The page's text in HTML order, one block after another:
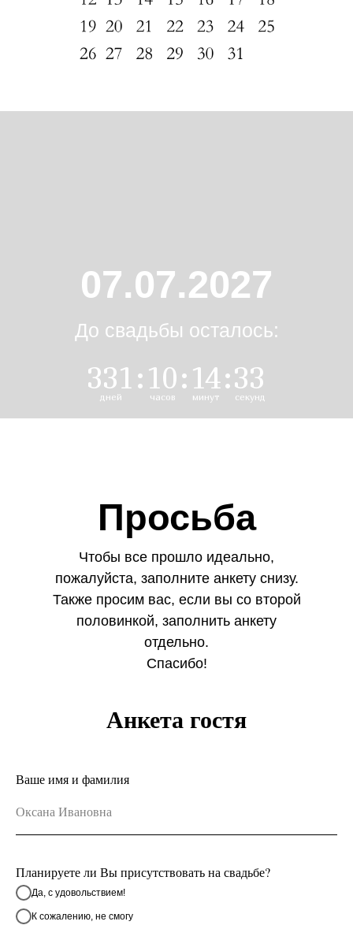
07.07.2027
До свадьбы осталось:
331
дней
:10
часов
:14
минут
:33
секунд
Чтобы все прошло идеально,
пожалуйста, заполните анкету снизу.
Также просим вас, если вы со второй
половинкой, заполнить анкету
отдельно.
Спасибо!
Просьба
Анкета гостя
Ваше имя и фамилия
Планируете ли Вы присутствовать на свадьбе?
Да, с удовольствием!
К сожалению, не смогу